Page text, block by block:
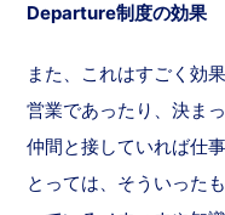
Departure制度の効果
また、これはすごく効
営業であったり、決ま
仲間と接していれば仕
とっては、そういった